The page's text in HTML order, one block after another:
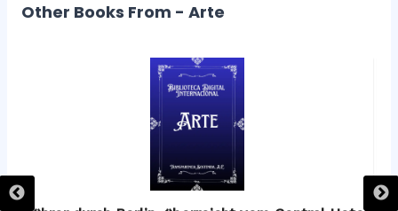
Other Books From - Arte